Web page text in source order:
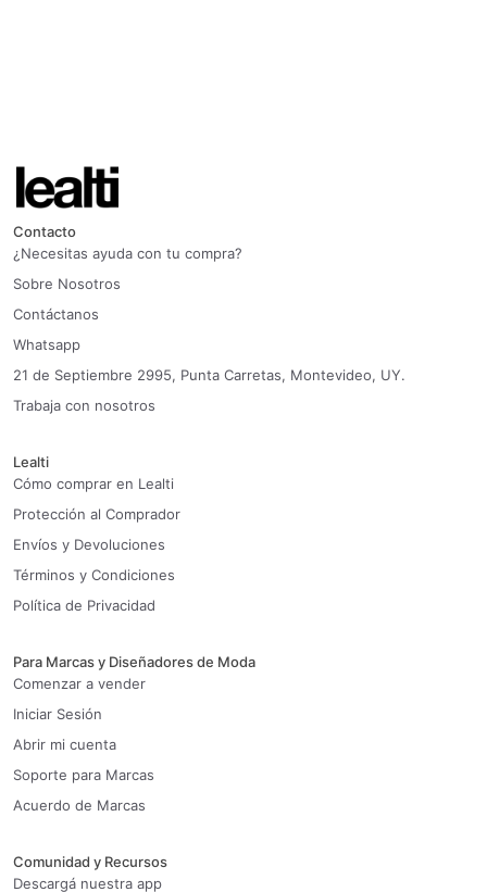
Contacto
¿Necesitas ayuda con tu compra?
Sobre Nosotros
Contáctanos
Whatsapp
21 de Septiembre 2995, Punta Carretas, Montevideo, UY.
Trabaja con nosotros
Lealti
Cómo comprar en Lealti
Protección al Comprador
Envíos y Devoluciones
Términos y Condiciones
Política de Privacidad
Para Marcas y Diseñadores de Moda
Comenzar a vender
Iniciar Sesión
Abrir mi cuenta
Soporte para Marcas
Acuerdo de Marcas
Comunidad y Recursos
Descargá nuestra app